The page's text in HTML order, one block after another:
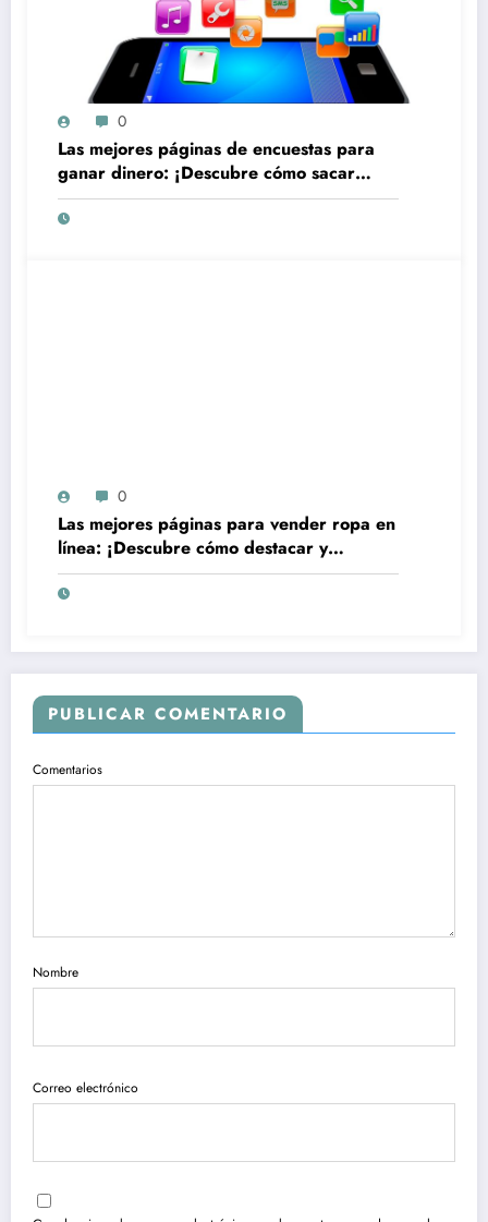
0
Las mejores páginas de encuestas para
ganar dinero: ¡Descubre cómo sacar
provecho de tu tiempo en línea!
0
Las mejores páginas para vender ropa en
línea: ¡Descubre cómo destacar y
aumentar tus ventas!
PUBLICAR COMENTARIO
Comentarios
Nombre
Correo electrónico